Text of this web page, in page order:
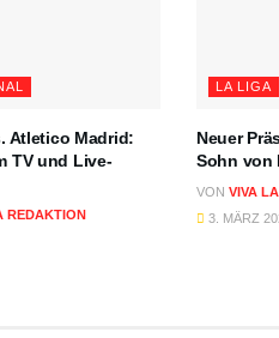
Atletico Madrid:
TV und Live-
REDAKTION
LA LIGA
Neuer
Sohn von
VON VIVA
3. MÄRZ